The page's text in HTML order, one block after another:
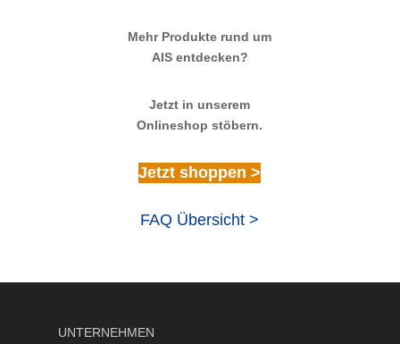
Mehr Produkte rund um
AIS entdecken?
Jetzt in unserem
Onlineshop stöbern.
Jetzt shoppen >
FAQ Übersicht >
UNTERNEHMEN